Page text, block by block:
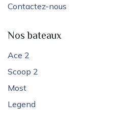
Contactez-nous
Nos bateaux
Ace 2
Scoop 2
Most
Legend